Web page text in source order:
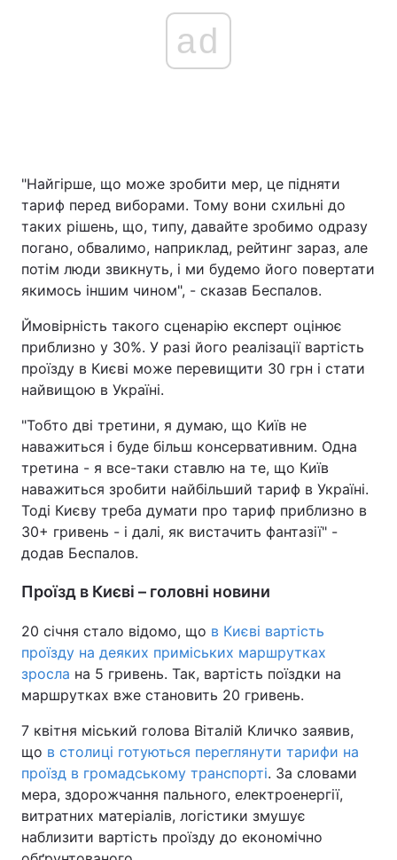
ad
"Найгірше, що може зробити мер, це підняти
тариф перед виборами. Тому вони схильні до
таких рішень, що, типу, давайте зробимо одразу
погано, обвалимо, наприклад, рейтинг зараз, але
потім люди звикнуть, і ми будемо його повертати
якимось іншим чином", - сказав Беспалов.
Ймовірність такого сценарію експерт оцінює
приблизно у 30%. У разі його реалізації вартість
проїзду в Києві може перевищити 30 грн і стати
найвищою в Україні.
"Тобто дві третини, я думаю, що Київ не
наважиться і буде більш консервативним. Одна
третина - я все-таки ставлю на те, що Київ
наважиться зробити найбільший тариф в Україні.
Тоді Києву треба думати про тариф приблизно в
30+ гривень - і далі, як вистачить фантазії" -
додав Беспалов.
Проїзд в Києві – головні новини
20 січня стало відомо, що в Києві вартість
проїзду на деяких приміських маршрутках
зросла на 5 гривень. Так, вартість поїздки на
маршрутках вже становить 20 гривень.
7 квітня міський голова Віталій Кличко заявив,
що в столиці готуються переглянути тарифи на
проїзд в громадському транспорті. За словами
мера, здорожчання пального, електроенергії,
витратних матеріалів, логістики змушує
наблизити вартість проїзду до економічно